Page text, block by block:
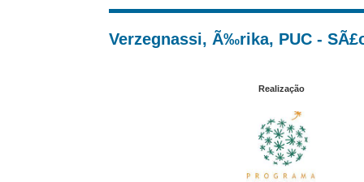
Verzegnassi, Ã‰rika, PUC -
Realização